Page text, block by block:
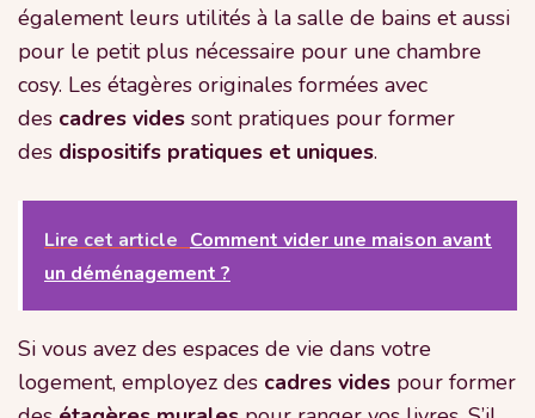
également leurs utilités à la salle de bains et aussi
pour le petit plus nécessaire pour une chambre
cosy. Les étagères originales formées avec
des cadres vides sont pratiques pour former
des dispositifs pratiques et uniques.
Lire cet article Comment vider une maison avant
un déménagement ?
Si vous avez des espaces de vie dans votre
logement, employez des cadres vides pour former